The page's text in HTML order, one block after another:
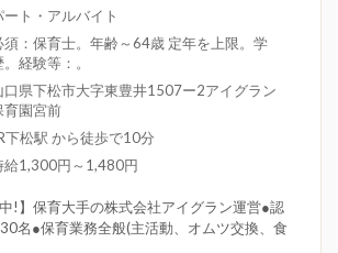
ート・アルバイト
須：保育士。年齢～64歳 定年を上限。学
。経験等：。
口県下松市大字東豊井1507ー2アイグラン
育園宮前
下松駅 から徒歩で10分
給1,300円～1,480円
中!】保育大手の株式会社アイグラン運営●認
名●保育業務全般(主活動、オムツ交換、食